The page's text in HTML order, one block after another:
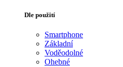
Dle použití
Smartphone
Základní
Voděodolné
Ohebné